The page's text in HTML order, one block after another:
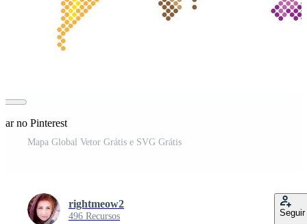
no Pinterest
Mapa Global Vetor Grátis e SVG Grátis
rightmeow2
496 Recursos Seguir